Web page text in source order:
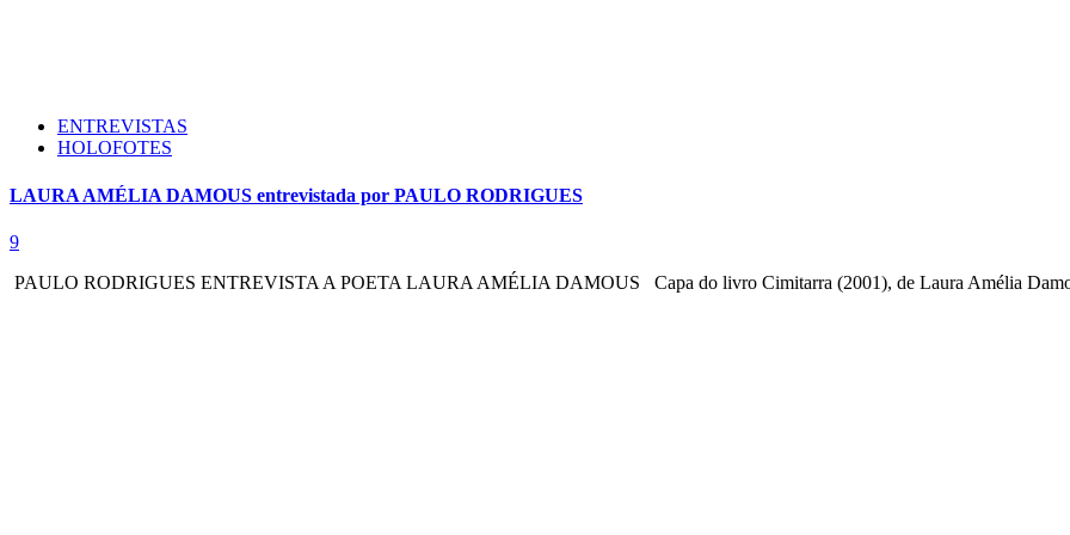
ENTREVISTAS
HOLOFOTES
LAURA AMÉLIA DAMOUS entrevistada por PAULO RODRIGUES
9
PAULO RODRIGUES ENTREVISTA A POETA LAURA AMÉLIA DAMOUS Capa do livro Cimitarra (2001), de Laura Amélia